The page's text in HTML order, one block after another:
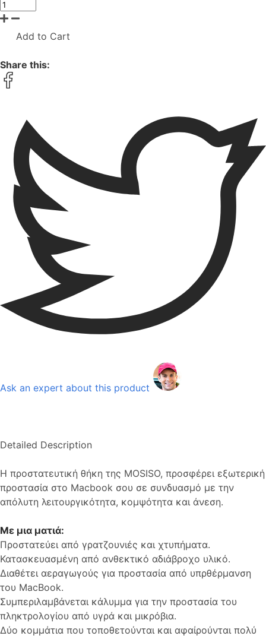
Add to Cart
Share this:
Ask an expert about this product
Detailed Description
Η προστατευτική θήκη της MOSISO, προσφέρει εξωτερική
προστασία στο Macbook σου σε συνδυασμό με την
απόλυτη λειτουργικότητα, κομψότητα και άνεση.
Με μια ματιά:
Προστατεύει από γρατζουνιές και χτυπήματα.
Κατασκευασμένη από ανθεκτικό αδιάβροχο υλικό.
Διαθέτει αεραγωγούς για προστασία από υπρθέρμανση
του MacBook.
Συμπεριλαμβάνεται κάλυμμα για την προστασία του
πληκτρολογίου από υγρά και μικρόβια.
Δύο κομμάτια που τοποθετούνται και αφαίρούνται πολύ